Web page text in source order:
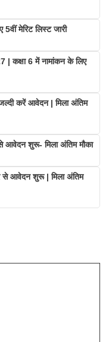
5वीं मेरिट लिस्ट जारी
| कक्षा 6 में नामांकन के लिए
जल्दी करें आवेदन | मिला अंतिम
से आवेदन शुरू- मिला अंतिम मौका
से आवेदन शुरू | मिला अंतिम